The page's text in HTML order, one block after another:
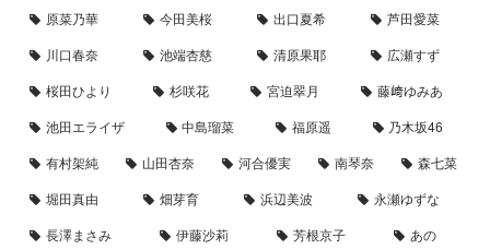
原菜乃華 今田美桜 出口夏希
芦田愛菜
川口春奈
池端杏慈 清原果耶
広瀬すず
桜田ひより
杉咲花 宮迫翠月
藤﨑ゆみあ
池田エライザ
中島瑠菜 福原遥
乃木坂46
有村架純
山田杏奈 河合優実 南琴奈
森七菜
堀田真由
畑芽育 浜辺美波
永瀬ゆずな
長澤まさみ
伊藤沙莉 芳根京子
あの